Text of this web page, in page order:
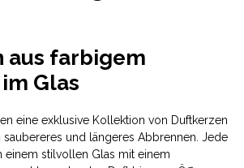
aus farbigem
Glas
eine exklusive Kollektion von Duftkerzen
saubereres und längeres Abbrennen. Jede
einem stilvollen Glas mit einem